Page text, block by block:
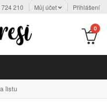
210 Můj účet Přihlášení
0
listu